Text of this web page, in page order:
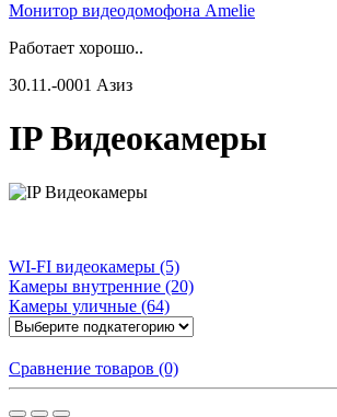
Монитор видеодомофона Amelie
Работает хорошо..
30.11.-0001 Азиз
IP Видеокамеры
WI-FI видеокамеры (5)
Камеры внутренние (20)
Камеры уличные (64)
Сравнение товаров (0)